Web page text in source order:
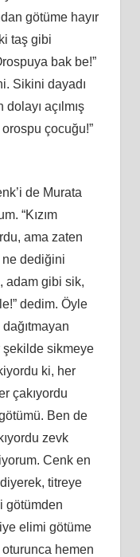
götüme hayır
taş gibi
bak be!”
Sikini dayadı
açılmış
çocuğu!”
de Murata
“Kızım
ama zaten
dediğini
adam gibi sik,
dedim. Öyle
şekilde sikmeye
ki, her
çakıyordu
Ben de
zevk
Cenk en
titreye
götümden
elimi götüme
hemen